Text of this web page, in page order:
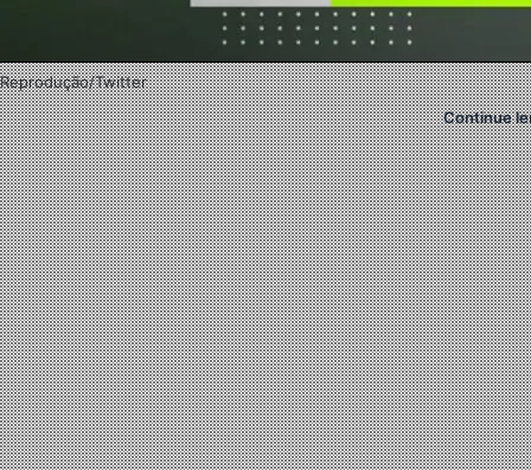
Reprodução/Twitter
Continue